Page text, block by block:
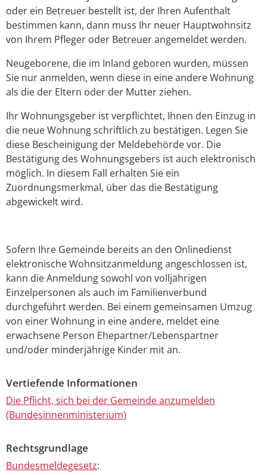
oder ein Betreuer bestellt ist, der Ihren Aufenthalt
bestimmen kann, dann muss Ihr neuer Hauptwohnsitz
von Ihrem Pfleger oder Betreuer angemeldet werden.
Neugeborene, die im Inland geboren wurden, müssen
Sie nur anmelden, wenn diese in eine andere Wohnung
als die der Eltern oder der Mutter ziehen.
Ihr Wohnungsgeber ist verpflichtet, Ihnen den Einzug in
die neue Wohnung schriftlich zu bestätigen. Legen Sie
diese Bescheinigung der Meldebehörde vor. Die
Bestätigung des Wohnungsgebers ist auch elektronisch
möglich. In diesem Fall erhalten Sie ein
Zuordnungsmerkmal, über das die Bestätigung
abgewickelt wird.
Sofern Ihre Gemeinde bereits an den Onlinedienst
elektronische Wohnsitzanmeldung angeschlossen ist,
kann die Anmeldungsowohl von volljährigen
Einzelpersonen als auch im Familienverbund
durchgeführt werden. Bei einem gemeinsamen Umzug
von einer Wohnung in eine andere, meldet eine
erwachsene Person Ehepartner/Lebenspartner
und/oder minderjährige Kinder mit an.
Vertiefende Informationen
Die Pflicht, sich bei der Gemeinde anzumelden
(Bundesinnenministerium)
Rechtsgrundlage
Bundesmeldegesetz: